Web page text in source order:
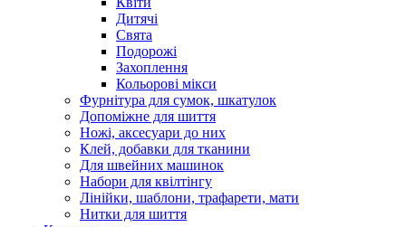
Дитячі
Свята
Подорожі
Захоплення
Кольорові мікси
Фурнітура для сумок, шкатулок
Допоміжне для шиття
Ножі, аксесуари до них
Клей, добавки для тканини
Для швейних машинок
Набори для квілтінгу
Лінійки, шаблони, трафарети, мати
Нитки для шиття